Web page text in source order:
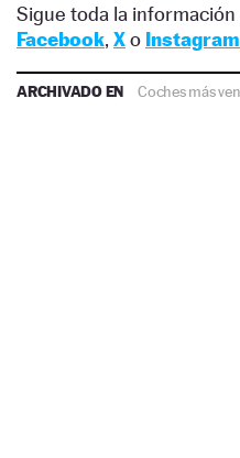
Sigue toda la información
Facebook, Xo Instagram
ARCHIVADO EN Coches más